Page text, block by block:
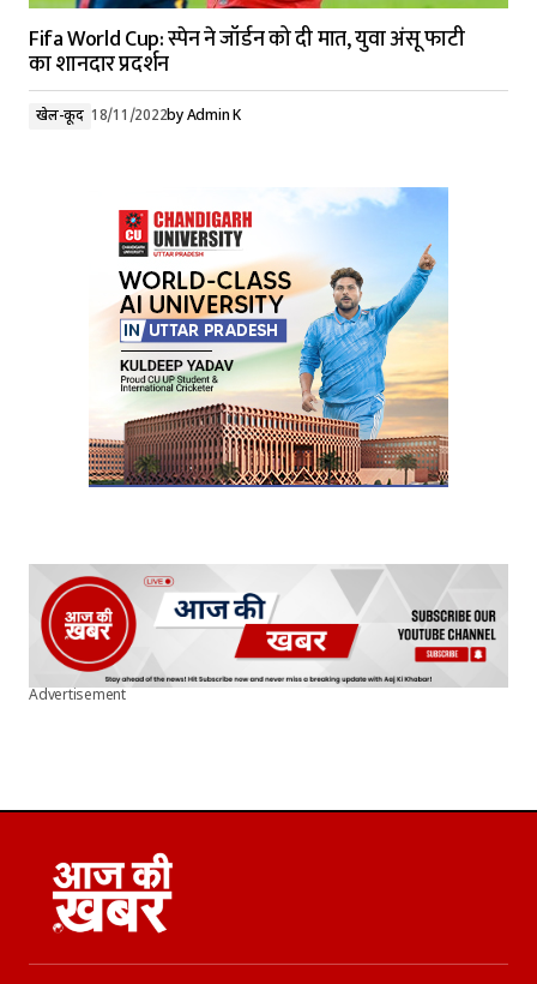
Fifa World Cup: स्पेन ने जॉर्डन को दी मात, युवा अंसू फाटी
का शानदार प्रदर्शन
खेल-कूद 18/11/2022byAdmin K
Advertisement